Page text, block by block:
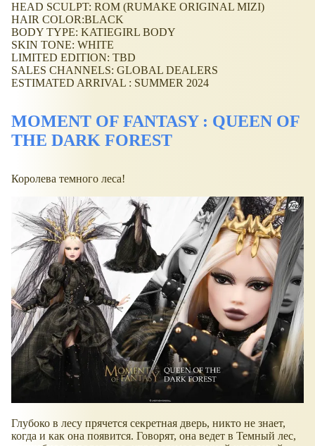
HEAD SCULPT: ROM (RUMAKE ORIGINAL MIZI)
HAIR COLOR:BLACK
BODY TYPE: KATIEGIRL BODY
SKIN TONE: WHITE
LIMITED EDITION: TBD
SALES CHANNELS: GLOBAL DEALERS
ESTIMATED ARRIVAL : SUMMER 2024
MOMENT OF FANTASY : QUEEN OF
THE DARK FOREST
Королева темного леса!
Глубоко в лесу прячется секретная дверь, никто не знает,
когда и как она появится. Говорят, она ведет в Темный лес,